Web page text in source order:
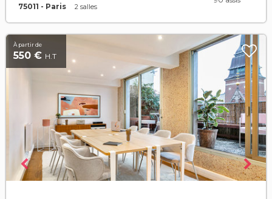
75011 - Paris 2 salles
À partir de
550 € H.T